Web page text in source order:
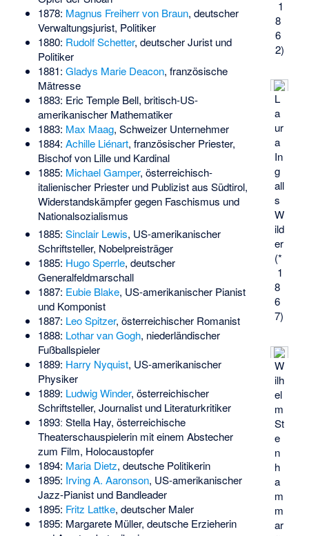
1
8
6
2)
L
a
ur
a
In
g
all
s
W
ild
er
(*
1
8
6
7)
W
ilh
el
m
St
e
n
h
a
m
m
ar
1878: Magnus Freiherr von Braun, deutscher
Verwaltungsjurist, Politiker
1880: Rudolf Schetter, deutscher Jurist und
Politiker
1881: Gladys Marie Deacon, französische
Mätresse
1883: Eric Temple Bell, britisch-US-
amerikanischer Mathematiker
1883: Max Maag, Schweizer Unternehmer
1884: Achille Liénart, französischer Priester,
Bischof von Lille und Kardinal
1885: Michael Gamper, österreichisch-
italienischer Priester und Publizist aus Südtirol,
Widerstandskämpfer gegen Faschismus und
Nationalsozialismus
1885: Sinclair Lewis, US-amerikanischer
Schriftsteller, Nobelpreisträger
1885: Hugo Sperrle, deutscher
Generalfeldmarschall
1887: Eubie Blake, US-amerikanischer Pianist
und Komponist
1887: Leo Spitzer, österreichischer Romanist
1888: Lothar van Gogh, niederländischer
Fußballspieler
1889: Harry Nyquist, US-amerikanischer
Physiker
1889: Ludwig Winder, österreichischer
Schriftsteller, Journalist und Literaturkritiker
1893ː Stella Hay, österreichische
Theaterschauspielerin mit einem Abstecher
zum Film, Holocaustopfer
1894: Maria Dietz, deutsche Politikerin
1895: Irving A. Aaronson, US-amerikanischer
Jazz-Pianist und Bandleader
1895: Fritz Lattke, deutscher Maler
1895: Margarete Müller, deutsche Erzieherin